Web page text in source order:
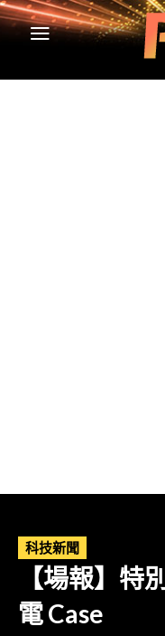
科技新聞
【場報】特
電 Case